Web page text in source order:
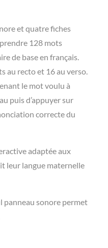
et quatre fiches
128 mots
de base en français.
au recto et 16 au verso.
le mot voulu à
puis d’appuyer sur
correcte du
adaptée aux
leur langue maternelle
panneau sonore permet